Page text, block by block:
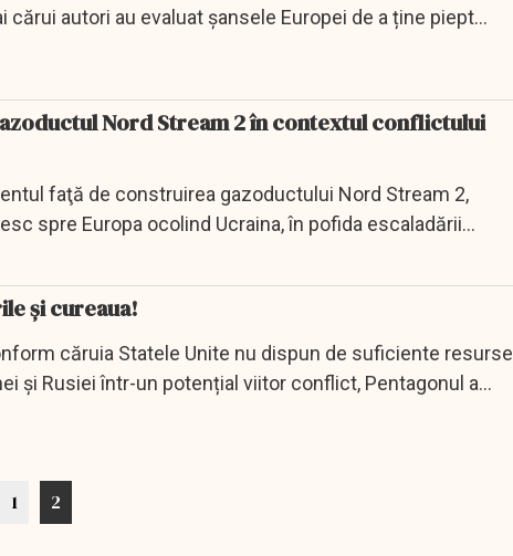
autori au evaluat șansele Europei de a ține piept
Nord Stream 2 în contextul conflictului
faţă de construirea gazoductului Nord Stream 2,
spre Europa ocolind Ucraina, în pofida escaladării
și cureaua!
căruia Statele Unite nu dispun de suficiente resurse
și Rusiei într-un potențial viitor conflict, Pentagonul a
1 2